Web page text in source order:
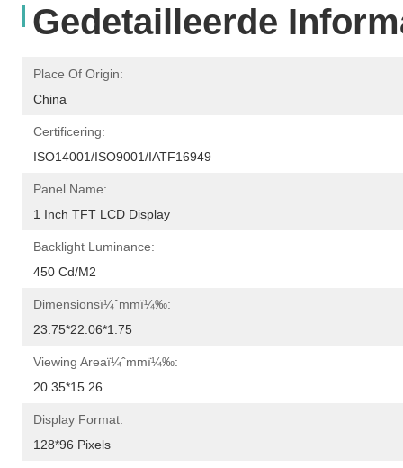
Gedetailleerde
Place Of Origin:
China
Certificering:
ISO14001/ISO9001/IATF16949
Panel Name:
1 Inch TFT LCD Display
Backlight Luminance:
450 Cd/m2
Dimensionsï¼ˆmmï¼‰:
23.75*22.06*1.75
Viewing Areaï¼ˆmmï¼‰:
20.35*15.26
Display Format:
128*96 Pixels